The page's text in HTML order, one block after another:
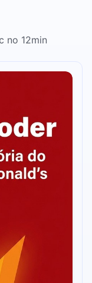
no 12min